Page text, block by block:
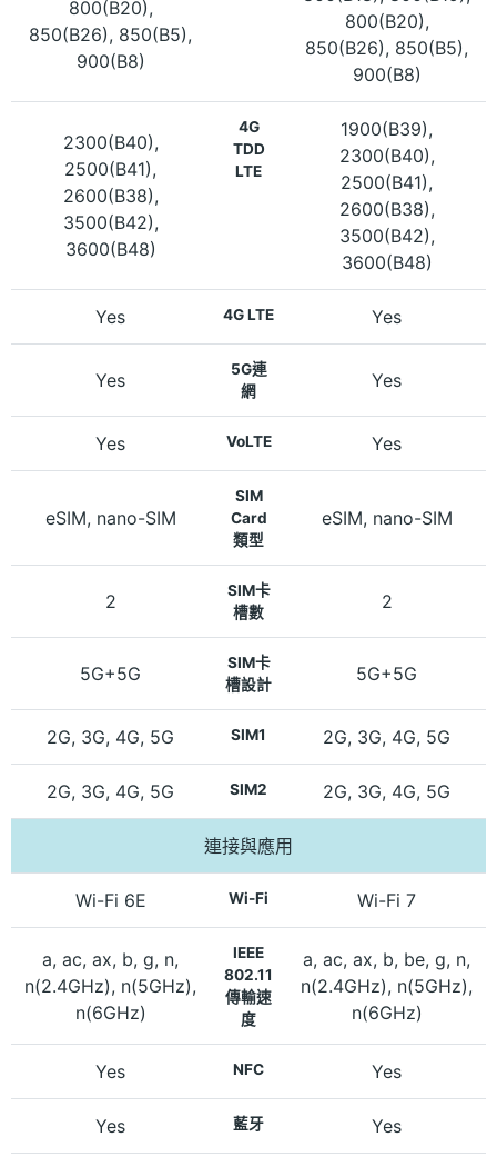
800(B20),
850(B26), 850(B5),
900(B8)
800(B20),
850(B26), 850(B5),
900(B8)
2300(B40),
2500(B41),
2600(B38),
3500(B42),
3600(B48)
4G
TDD
LTE
1900(B39),
2300(B40),
2500(B41),
2600(B38),
3500(B42),
3600(B48)
Yes 4G LTE Yes
Yes
5G連
網
Yes
Yes VoLTE Yes
eSIM, nano-SIM
SIM
Card
類型
eSIM, nano-SIM
2
SIM卡
槽數
2
5G+5G
SIM卡
槽設計
5G+5G
2G, 3G, 4G, 5G SIM1 2G, 3G, 4G, 5G
2G, 3G, 4G, 5G SIM2 2G, 3G, 4G, 5G
連接與應用
Wi-Fi 6E Wi-Fi Wi-Fi 7
a, ac, ax, b, g, n,
n(2.4GHz), n(5GHz),
n(6GHz)
IEEE
802.11
傳輸速
度
a, ac, ax, b, be, g, n,
n(2.4GHz), n(5GHz),
n(6GHz)
Yes NFC Yes
Yes 藍牙 Yes